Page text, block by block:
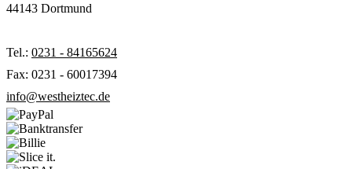
44143 Dortmund
Tel.: 0231 - 84165624
Fax: 0231 - 60017394
info@westheiztec.de